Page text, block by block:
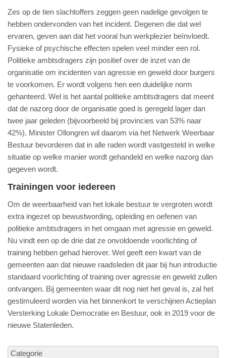
Zes op de tien slachtoffers zeggen geen nadelige gevolgen te
hebben ondervonden van het incident. Degenen die dat wel
ervaren, geven aan dat het vooral hun werkplezier beïnvloedt.
Fysieke of psychische effecten spelen veel minder een rol.
Politieke ambtsdragers zijn positief over de inzet van de
organisatie om incidenten van agressie en geweld door burgers
te voorkomen. Er wordt volgens hen een duidelijke norm
gehanteerd. Wel is het aantal politieke ambtsdragers dat meent
dat de nazorg door de organisatie goed is geregeld lager dan
twee jaar geleden (bijvoorbeeld bij provincies van 53% naar
42%). Minister Ollongren wil daarom via het Netwerk Weerbaar
Bestuur bevorderen dat in alle raden wordt vastgesteld in welke
situatie op welke manier wordt gehandeld en welke nazorg dan
gegeven wordt.
Trainingen voor iedereen
Om de weerbaarheid van het lokale bestuur te vergroten wordt
extra ingezet op bewustwording, opleiding en oefenen van
politieke ambtsdragers in het omgaan met agressie en geweld.
Nu vindt een op de drie dat ze onvoldoende voorlichting of
training hebben gehad hierover. Wel geeft een kwart van de
gemeenten aan dat nieuwe raadsleden dit jaar bij hun introductie
standaard voorlichting of training over agressie en geweld zullen
ontvangen. Bij gemeenten waar dit nog niet het geval is, zal het
gestimuleerd worden via het binnenkort te verschijnen Actieplan
Versterking Lokale Democratie en Bestuur, ook in 2019 voor de
nieuwe Statenleden.
Categorie